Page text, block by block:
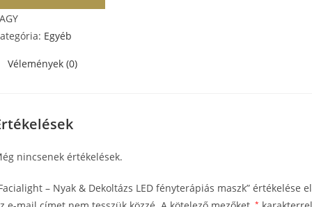
Egyéb
Vélemények (0)
nincsenek értékelések.
– Nyak & Dekoltázs LED fényterápiás maszk” értékelése
*